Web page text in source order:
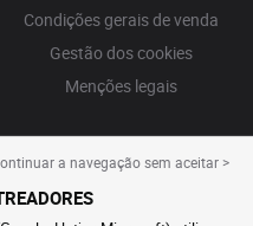
Condições gerais de venda
Gestão dos cookies
Menções legais
a navegação sem aceitar >